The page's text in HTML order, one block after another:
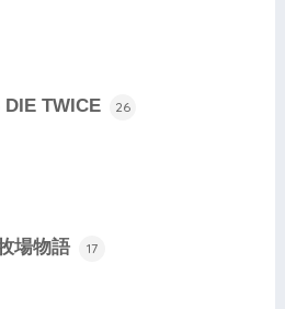
TWICE 26
場物語 17